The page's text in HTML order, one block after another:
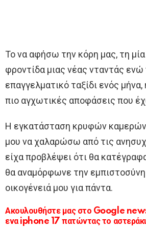
Το να αφήσω την κόρη μας, τη
φροντίδα μιας νέας νταντάς ενώ
επαγγελματικό ταξίδι ενός μήνα,
πιο αγχωτικές αποφάσεις που
Η εγκατάσταση κρυφών
μου να χαλαρώσω από τις
είχα προβλέψει ότι θα
θα αναμόρφωνε την
οικογένειά μου για πάντα.
Ακουλουθήστε μας στο Google news
ενα iphone 17 πατώντας το